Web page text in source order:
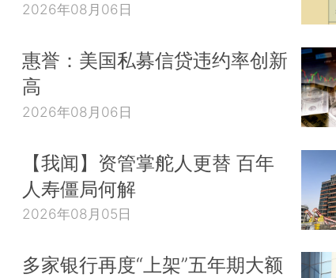
2026年08月06日
惠誉：美国私募信贷违约率创新
高
2026年08月06日
【我闻】资管掌舵人更替 百年
人寿僵局何解
2026年08月05日
多家银行再度“上架”五年期大额